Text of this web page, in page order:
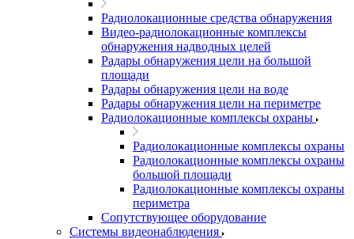
Радиолокационные средства обнаружения
Видео-радиолокационные комплексы
обнаружения надводных целей
Радары обнаружения цели на большой
площади
Радары обнаружения цели на воде
Радары обнаружения цели на периметре
Радиолокационные комплексы охраны
Радиолокационные комплексы охраны
Радиолокационные комплексы охраны
большой площади
Радиолокационные комплексы охраны
периметра
Сопутствующее оборудование
Системы видеонаблюдения